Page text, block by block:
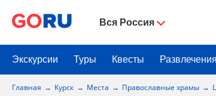
Вся Россия
Экскурсии Туры Квесты Развлечения
Главная Курск Места Православные храмы